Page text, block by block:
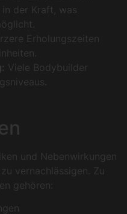
der Kraft, was
Erholungszeiten
Viele Bodybuilder
und Nebenwirkungen
vernachlässigen. Zu
gehören: